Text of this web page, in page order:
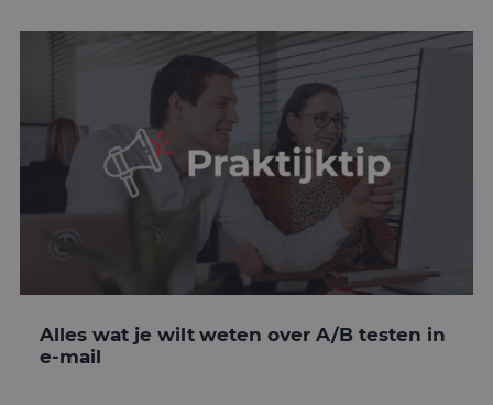
Alles wat je wilt weten over A/B testen in
e-mail